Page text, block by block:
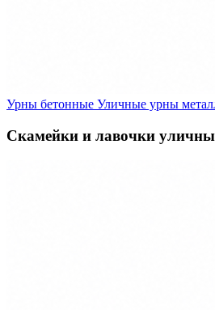
Урны бетонные Уличные урны
Скамейки и лавочки